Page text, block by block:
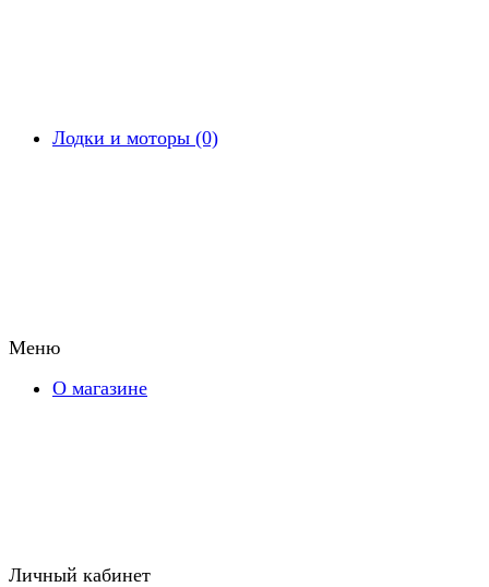
Лодки и моторы (0)
Меню
О магазине
Личный кабинет